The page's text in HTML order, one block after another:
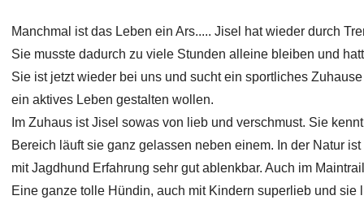
Manchmal ist das Leben ein Ars..... Jisel hat wieder durch
Sie musste dadurch zu viele Stunden alleine bleiben und
Sie ist jetzt wieder bei uns und sucht ein sportliches
ein aktives Leben gestalten wollen.
Im Zuhaus ist Jisel sowas von lieb und verschmust. Sie
Bereich läuft sie ganz gelassen neben einem. In der Natur
mit Jagdhund Erfahrung sehr gut ablenkbar. Auch im
Eine ganze tolle Hündin, auch mit Kindern superlieb und sie